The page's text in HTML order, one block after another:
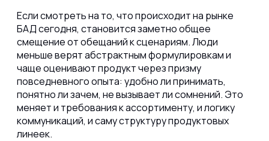
Если смотреть на то, что происходит на рынке
БАД сегодня, становится заметно общее
смещение от обещаний к сценариям. Люди
меньше верят абстрактным формулировкам и
чаще оценивают продукт через призму
повседневного опыта: удобно ли принимать,
понятно ли зачем, не вызывает ли сомнений. Это
меняет и требования к ассортименту, и логику
коммуникаций, и саму структуру продуктовых
линеек.